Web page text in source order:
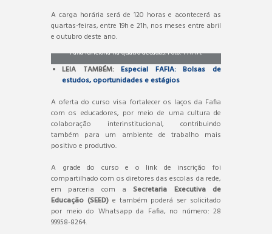
A carga horária será de 120 horas e acontecerá as
quartas-feiras, entre 19h e 21h, nos meses entre abril
e outubro deste ano.
Fafia funciona há quatro décadas. Foto: FAFIA.
LEIA TAMBÉM:Especial FAFIA: Bolsas de
estudos, oportunidades e estágios
A oferta do curso visa fortalecer os laços da Fafia
com os educadores, por meio de uma cultura de
colaboração interinstitucional, contribuindo
também para um ambiente de trabalho mais
positivo e produtivo.
A grade do curso e o link de inscrição foi
compartilhado com os diretores das escolas da rede,
em parceria com a Secretaria Executiva de
Educação (SEED)e também poderá ser solicitado
por meio do Whatsapp da Fafia, no número: 28
99958-8264.